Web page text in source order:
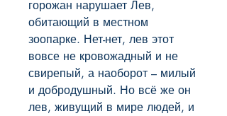
горожан нарушает Лев,
обитающий в местном
зоопарке. Нет-нет, лев этот
вовсе не кровожадный и не
свирепый, а наоборот – милый
и добродушный. Но всё же он
лев, живущий в мире людей, и